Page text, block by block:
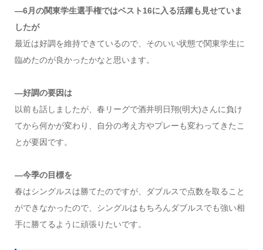
―6月の関東学生選手権ではベスト16に入る活躍も見せていま
したが
最近は好調を維持できているので、そのいい状態で関東学生に
臨めたのが良かったかなと思います。
―好調の要因は
以前も話しましたが、春リーグで酒井明日翔(明大)さんに負け
てから何かが変わり、自分の考え方やプレーも変わってきたこ
とが要因です。
―今季の目標を
春はシングルスは勝てたのですが、ダブルスで点数を取ること
ができなかったので、シングルはもちろんダブルスでも強い相
手に勝てるように頑張りたいです。